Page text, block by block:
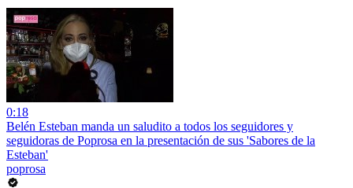
0:18
Belén Esteban manda un saludito a todos los seguidores y
seguidoras de Poprosa en la presentación de sus 'Sabores de la
Esteban'
poprosa